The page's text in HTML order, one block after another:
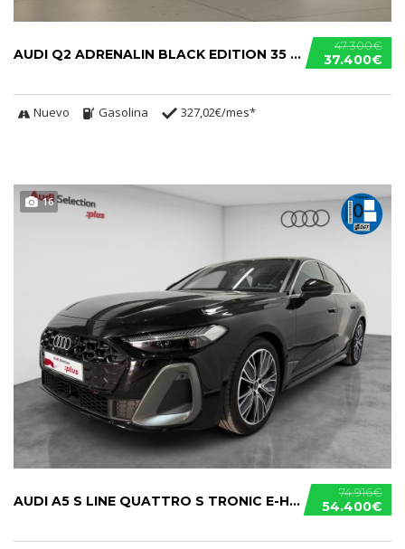
47.300€
37.400€
AUDI Q2 ADRENALIN BLACK EDITION 35 TFSI
Nuevo Gasolina 327,02€/mes*
16
74.916€
54.400€
AUDI A5 S LINE QUATTRO S TRONIC E-HYBRID